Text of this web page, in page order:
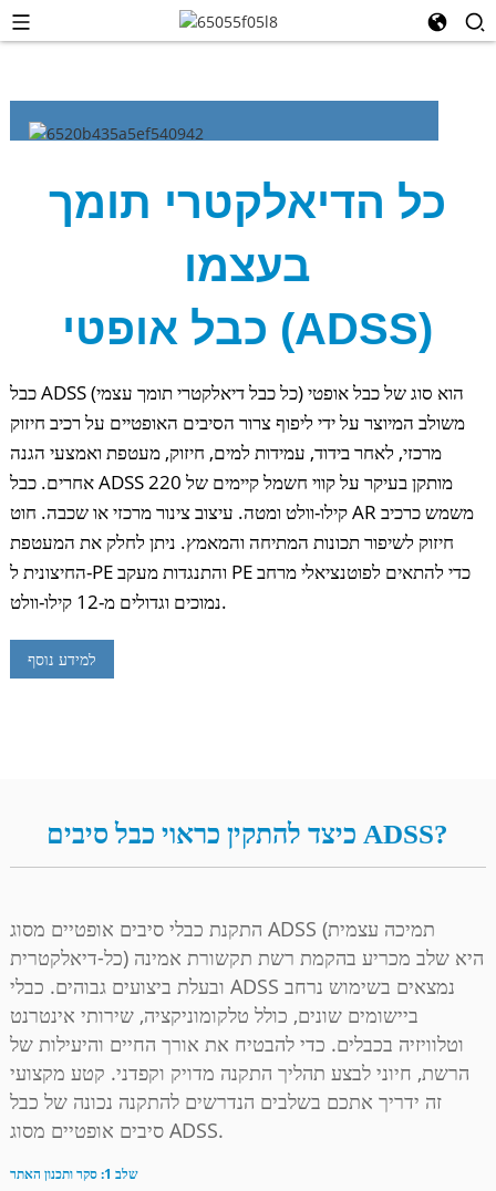
כל הדיאלקטרי תומך
בעצמו
כבל אופטי (ADSS)
כבל ADSS (כל כבל דיאלקטרי תומך עצמי) הוא סוג של כבל אופטי
משולב המיוצר על ידי ליפוף צרור הסיבים האופטיים על רכיב חיזוק
מרכזי, לאחר בידוד, עמידות למים, חיזוק, מעטפת ואמצעי הגנה
אחרים. כבל ADSS מותקן בעיקר על קווי חשמל קיימים של 220
קילו-וולט ומטה. עיצוב צינור מרכזי או שכבה. חוט AR משמש כרכיב
חיזוק לשיפור תכונות המתיחה והמאמץ. ניתן לחלק את המעטפת
החיצונית ל-PE והתנגדות מעקב PE כדי להתאים לפוטנציאלי מרחב
נמוכים וגדולים מ-12 קילו-וולט.
למידע נוסף
כיצד להתקין כראוי כבל סיבים ADSS?
התקנת כבלי סיבים אופטיים מסוג ADSS (תמיכה עצמית
כל-דיאלקטרית) היא שלב מכריע בהקמת רשת תקשורת אמינה
ובעלת ביצועים גבוהים. כבלי ADSS נמצאים בשימוש נרחב
ביישומים שונים, כולל טלקומוניקציה, שירותי אינטרנט
וטלוויזיה בכבלים. כדי להבטיח את אורך החיים והיעילות של
הרשת, חיוני לבצע תהליך התקנה מדויק וקפדני. קטע מקצועי
זה ידריך אתכם בשלבים הנדרשים להתקנה נכונה של כבל
סיבים אופטיים מסוג ADSS.
שלב 1: סקר ותכנון האתר